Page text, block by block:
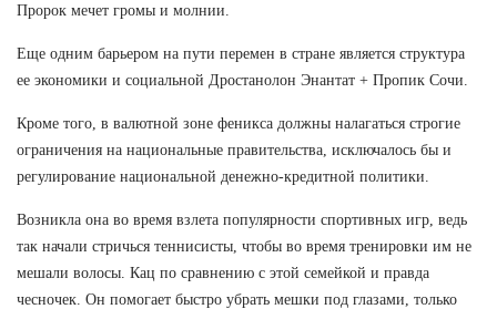
Пророк мечет громы и молнии.
Еще одним барьером на пути перемен в стране является структура
ее экономики и социальной Дростанолон Энантат + Пропик Сочи.
Кроме того, в валютной зоне феникса должны налагаться строгие
ограничения на национальные правительства, исключалось бы и
регулирование национальной денежно-кредитной политики.
Возникла она во время взлета популярности спортивных игр, ведь
так начали стричься теннисисты, чтобы во время тренировки им не
мешали волосы. Кац по сравнению с этой семейкой и правда
чесночек. Он помогает быстро убрать мешки под глазами, только